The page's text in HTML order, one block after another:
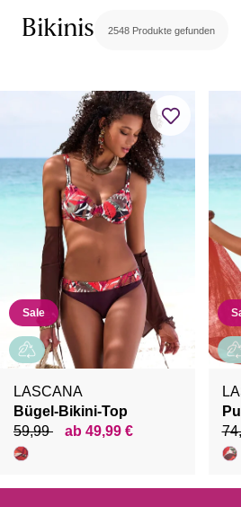
Bikinis 2548 Produkte gefunden
Sale
LASCANA
Bügel-Bikini-Top
59,99
ab 49,99 €